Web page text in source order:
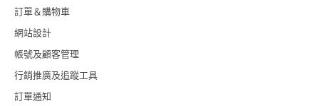
訂單＆購物車
網站設計
帳號及顧客管理
行銷推廣及追蹤工具
訂單通知